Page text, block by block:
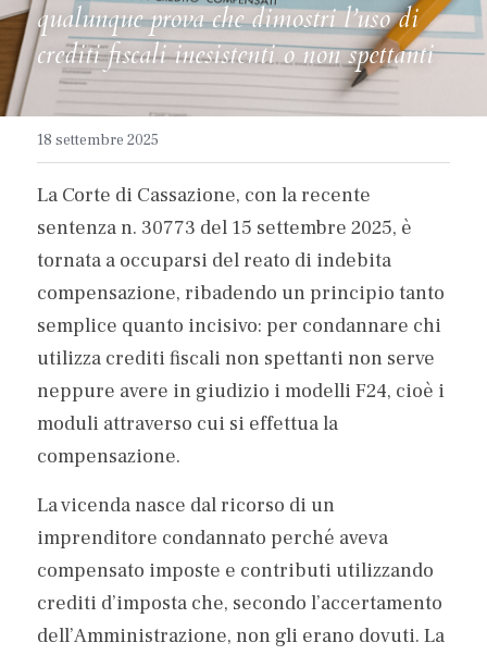
qualunque prova che dimostri l’uso di
crediti fiscali inesistenti o non spettanti
18 settembre 2025
La Corte di Cassazione, con la recente
sentenza n. 30773 del 15 settembre 2025, è
tornata a occuparsi del reato di indebita
compensazione, ribadendo un principio tanto
semplice quanto incisivo: per condannare chi
utilizza crediti fiscali non spettanti non serve
neppure avere in giudizio i modelli F24, cioè i
moduli attraverso cui si effettua la
compensazione.
La vicenda nasce dal ricorso di un
imprenditore condannato perché aveva
compensato imposte e contributi utilizzando
crediti d’imposta che, secondo l’accertamento
dell’Amministrazione, non gli erano dovuti. La